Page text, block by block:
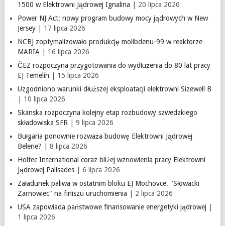
1500 w Elektrowni Jądrowej Ignalina | 20 lipca 2026
Power NJ Act: nowy program budowy mocy jądrowych w New
Jersey| 17 lipca 2026
NCBJ zoptymalizowało produkcję molibdenu-99 w reaktorze
MARIA| 16 lipca 2026
ČEZ rozpoczyna przygotowania do wydłużenia do 80 lat pracy
EJ Temelín | 15 lipca 2026
Uzgodniono warunki dłuższej eksploatacji elektrowni Sizewell B
| 10 lipca 2026
Skanska rozpoczyna kolejny etap rozbudowy szwedzkiego
składowiska SFR| 9 lipca 2026
Bułgaria ponownie rozważa budowę Elektrowni Jądrowej
Belene? | 8 lipca 2026
Holtec International coraz bliżej wznowienia pracy Elektrowni
Jądrowej Palisades| 6 lipca 2026
Załadunek paliwa w ostatnim bloku EJ Mochovce. "Słowacki
Żarnowiec" na finiszu uruchomienia | 2 lipca 2026
USA zapowiada państwowe finansowanie energetyki jądrowej
1 lipca 2026